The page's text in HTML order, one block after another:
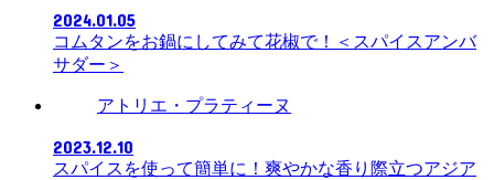
2024.01.05
コムタンをお鍋にしてみて花椒で！＜スパイスアンバ
サダー＞
アトリエ・プラティーヌ
2023.12.10
スパイスを使って簡単に！爽やかな香り際立つアジア